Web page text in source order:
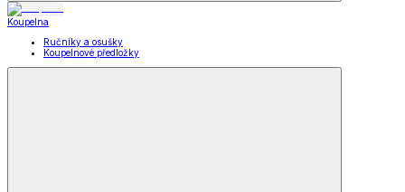
Koupelna
Ručníky a osušky
Koupelnové předložky